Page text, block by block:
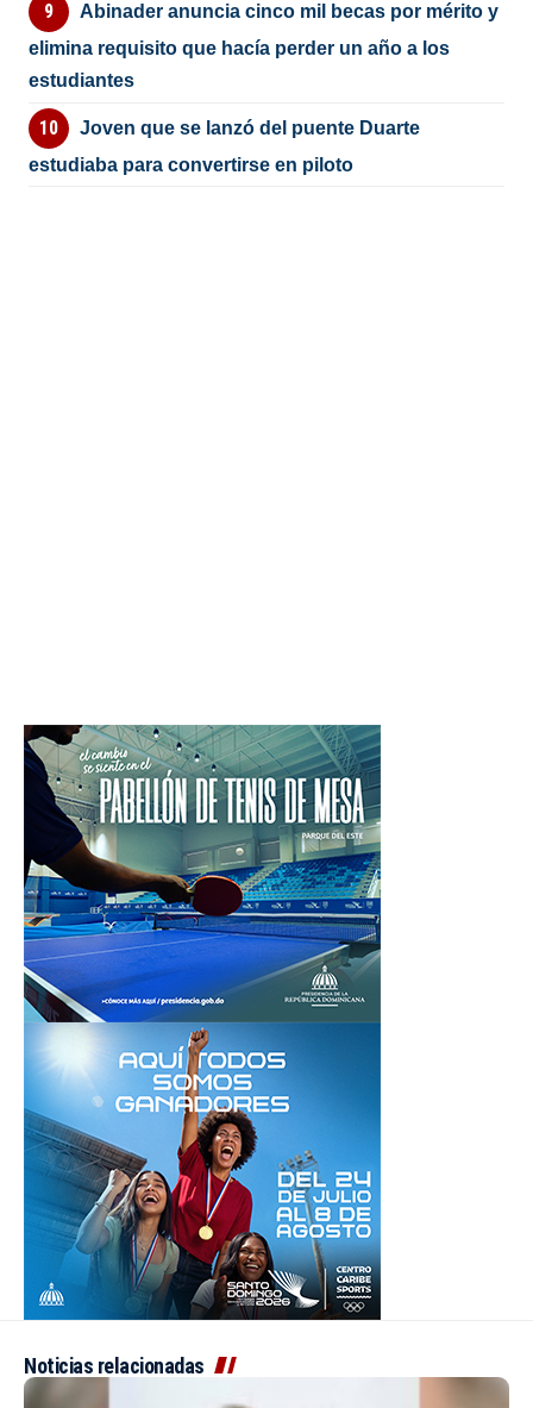
Abinader anuncia cinco mil becas por mérito y
elimina requisito que hacía perder un año a los
estudiantes
Joven que se lanzó del puente Duarte
estudiaba para convertirse en piloto
Noticias relacionadas